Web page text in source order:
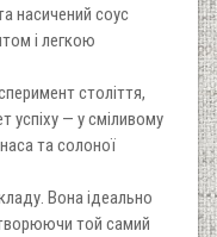
насичений соус
і легкою
століття,
успіху — у сміливому
та солоної
Вона ідеально
той самий